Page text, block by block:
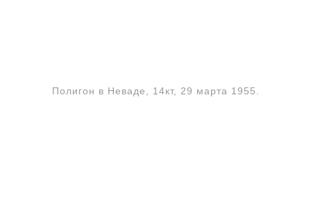
Полигон в Неваде, 14кт, 29 марта 1955.